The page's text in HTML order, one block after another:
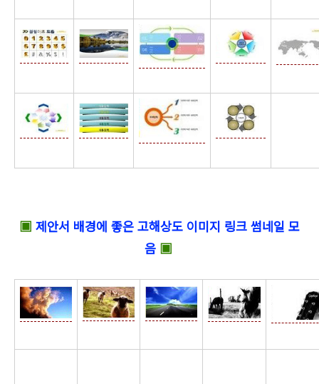
▣ 제안서 배경에 좋은 고해상도 이미지 링크 썸네일 모
음▣